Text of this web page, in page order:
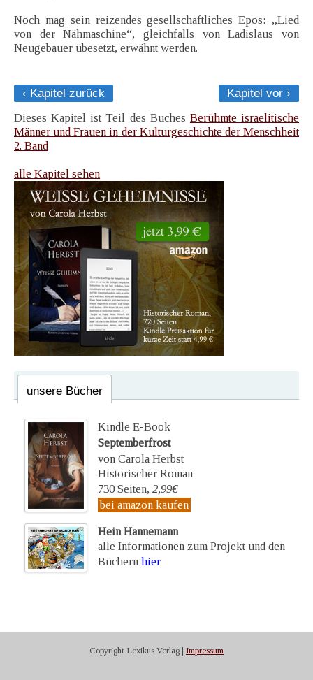
Noch mag sein reizendes gesellschaftliches Epos: „Lied
von der Nähmaschine“, gleichfalls von Ladislaus von
Neugebauer übesetzt, erwähnt werden.
‹ Kapitel zurück
Kapitel vor ›
Dieses Kapitel ist Teil des Buches Berühmte israelitische
Männer und Frauen in der Kulturgeschichte der Menschheit
2. Band
alle Kapitel sehen
unsere Bücher
Kindle E-Book
Septemberfrost
von Carola Herbst
Historischer Roman
730 Seiten, 2,99€
bei amazon kaufen
Hein Hannemann
alle Informationen zum Projekt und den
Büchern hier
Copyright Lexikus Verlag | Impressum